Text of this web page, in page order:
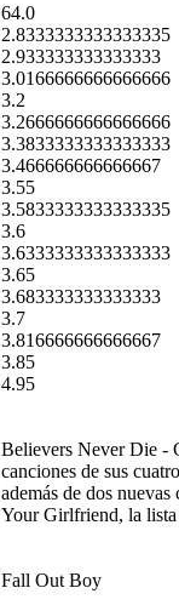
64.0
2.8333333333333335
2.933333333333333
3.0166666666666666
3.2
3.2666666666666666
3.3833333333333333
3.466666666666667
3.55
3.5833333333333335
3.6
3.6333333333333333
3.65
3.683333333333333
3.7
3.816666666666667
3.85
4.95
Believers Never Die -
canciones de sus
además de dos
Your Girlfriend, la lista
Fall Out Boy